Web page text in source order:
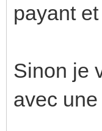
payant
Sinon je
avec